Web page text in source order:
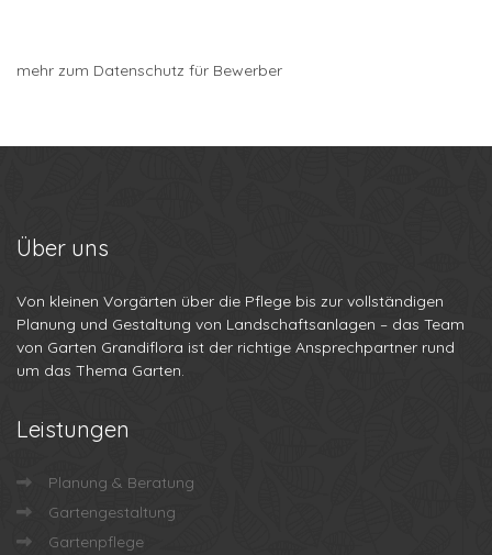
mehr zum Datenschutz für Bewerber
Über uns
Von kleinen Vorgärten über die Pflege bis zur vollständigen
Planung und Gestaltung von Landschaftsanlagen – das Team
von Garten Grandiflora ist der richtige Ansprechpartner rund
um das Thema Garten.
Leistungen
Planung & Beratung
Gartengestaltung
Gartenpflege